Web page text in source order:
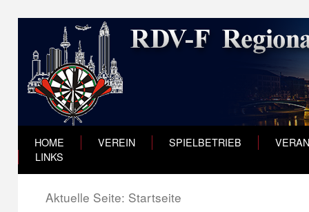
HOME VEREIN SPIELBETRIEB
LINKS
Aktuelle Seite: Startseite